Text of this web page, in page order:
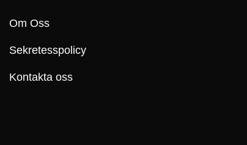
Om Oss
Sekretesspolicy
Kontakta oss